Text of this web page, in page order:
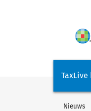
TaxLive
Nieuws